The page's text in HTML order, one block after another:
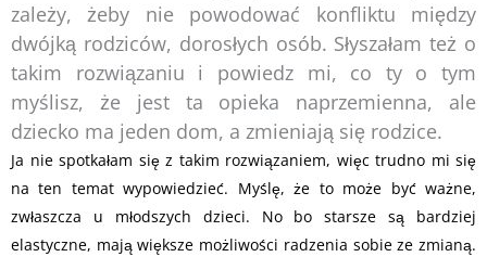
zależy, żeby nie powodować konfliktu między
dwójką rodziców, dorosłych osób. Słyszałam też o
takim rozwiązaniu i powiedz mi, co ty o tym
myślisz, że jest ta opieka naprzemienna, ale
dziecko ma jeden dom, a zmieniają się rodzice.
Ja nie spotkałam się z takim rozwiązaniem, więc trudno mi się
na ten temat wypowiedzieć. Myślę, że to może być ważne,
zwłaszcza u młodszych dzieci. No bo starsze są bardziej
elastyczne, mają większe możliwości radzenia sobie ze zmianą.